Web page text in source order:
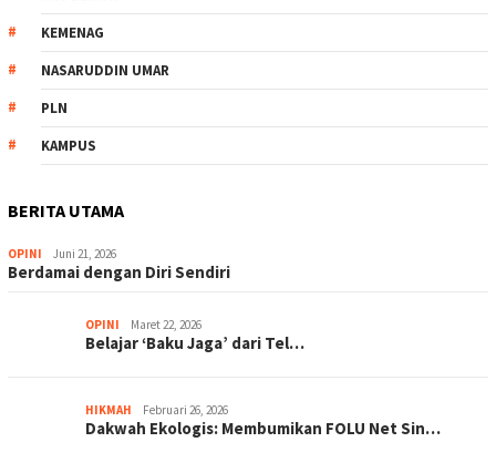
KEMENAG
NASARUDDIN UMAR
PLN
KAMPUS
BERITA UTAMA
OPINI Juni 21, 2026
Berdamai dengan Diri Sendiri
OPINI Maret 22, 2026
Belajar ‘Baku Jaga’ dari Tel…
HIKMAH Februari 26, 2026
Dakwah Ekologis: Membumikan FOLU Net Sin…